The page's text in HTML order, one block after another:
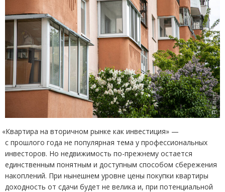
«Квартира на вторичном рынке как инвестиция» —
с прошлого года не популярная тема у профессиональных
инвесторов. Но недвижимость по-прежнему остается
единственным понятным и доступным способом сбережения
накоплений. При нынешнем уровне цены покупки квартиры
доходность от сдачи будет не велика и, при потенциальной